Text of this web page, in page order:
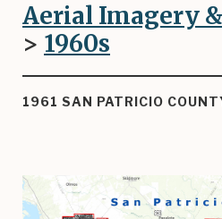
Aerial Imagery
> 1960s
1961 SAN PATRICIO